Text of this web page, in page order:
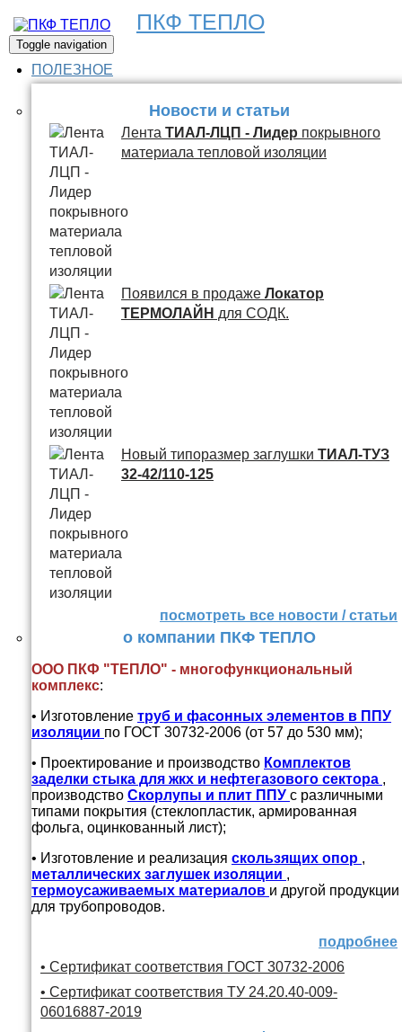
ПКФ ТЕПЛО
Toggle navigation
ПОЛЕЗНОЕ
Новости и статьи
Лента ТИАЛ-ЛЦП - Лидер покрывного
материала тепловой изоляции
Появился в продаже Локатор
ТЕРМОЛАЙН для СОДК.
Новый типоразмер заглушки ТИАЛ-ТУЗ
32-42/110-125
посмотреть все новости / статьи
о компании ПКФ ТЕПЛО
ООО ПКФ "ТЕПЛО" - многофункциональный
комплекс:
• Изготовление труб и фасонных элементов в ППУ
изоляции по ГОСТ 30732-2006 (от 57 до 530 мм);
• Проектирование и производство Комплектов
заделки стыка для жкх и нефтегазового сектора ,
производство Скорлупы и плит ППУ с различными
типами покрытия (стеклопластик, армированная
фольга, оцинкованный лист);
• Изготовление и реализация скользящих опор ,
металлических заглушек изоляции ,
термоусаживаемых материалов и другой продукции
для трубопроводов.
подробнее
• Сертификат соответствия ГОСТ 30732-2006
• Сертификат соответствия ТУ 24.20.40-009-
06016887-2019